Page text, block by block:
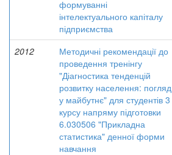
формуванні
інтелектуального капіталу
підприємства
2012
Методичні рекомендації до
проведення тренінгу
"Діагностика тенденцій
розвитку населення: погляд
у майбутнє" для студентів 3
курсу напряму підготовки
6.030506 "Прикладна
статистика" денної форми
навчання